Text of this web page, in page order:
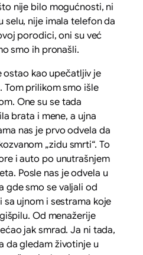
nije bilo mogućnosti, ni
selu, nije imala telefon da
porodici, oni su već
smo ih pronašli.
kao upečatljiv je
prilikom smo išle
One su se tada
brata i mene, a ujna
nas je prvo odvela da
„zidu smrti“. To
i auto po unutrašnjem
Posle nas je odvela u
gde smo se valjali od
sa ujnom i sestrama koje
Od menažerije
jak smrad. Ja ni tada,
da gledam životinje u